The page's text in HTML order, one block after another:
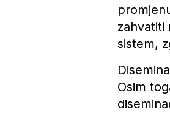
zahvatiti
sistem,
Osim